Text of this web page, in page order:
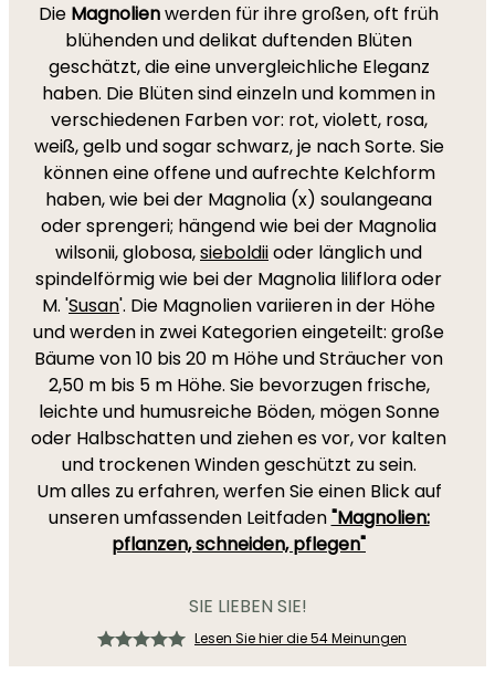
Die Magnolienwerden für ihre großen, oft früh
blühenden und delikat duftenden Blüten
geschätzt, die eine unvergleichliche Eleganz
haben. Die Blüten sind einzeln und kommen in
verschiedenen Farben vor: rot, violett, rosa,
weiß, gelb und sogar schwarz, je nach Sorte. Sie
können eine offene und aufrechte Kelchform
haben, wie bei der Magnolia (x) soulangeana
oder sprengeri; hängend wie bei der Magnolia
wilsonii, globosa,sieboldiioder länglich und
spindelförmig wie bei der Magnolia liliflora oder
M. 'Susan'. Die Magnolien variieren in der Höhe
und werden in zwei Kategorien eingeteilt: große
Bäume von 10 bis 20 m Höhe und Sträucher von
2,50 m bis 5 m Höhe. Sie bevorzugen frische,
leichte und humusreiche Böden, mögen Sonne
oder Halbschatten und ziehen es vor, vor kalten
und trockenen Winden geschützt zu sein.
Um alles zu erfahren, werfen Sie einen Blick auf
unseren umfassenden Leitfaden"Magnolien:
pflanzen, schneiden, pflegen"
SIE LIEBEN SIE!
Lesen Sie hier die 54 Meinungen